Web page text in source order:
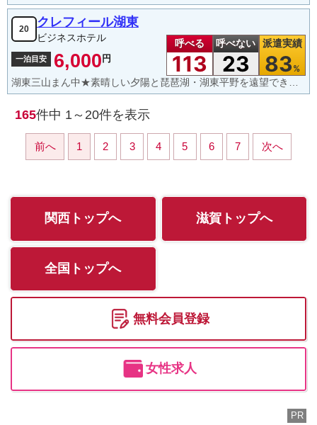
20 クレフィール湖東
ビジネスホテル
一泊目安 6,000円
呼べる
113
呼べない
23
派遣実績
83 %
湖東三山まん中★素晴しい夕陽と琵琶湖・湖東平野を遠望できるお宿
165件中 1～20件を表示
前へ 1 2 3 4 5 6 7 次へ
関西トップへ 滋賀トップへ
全国トップへ
無料会員登録
女性求人